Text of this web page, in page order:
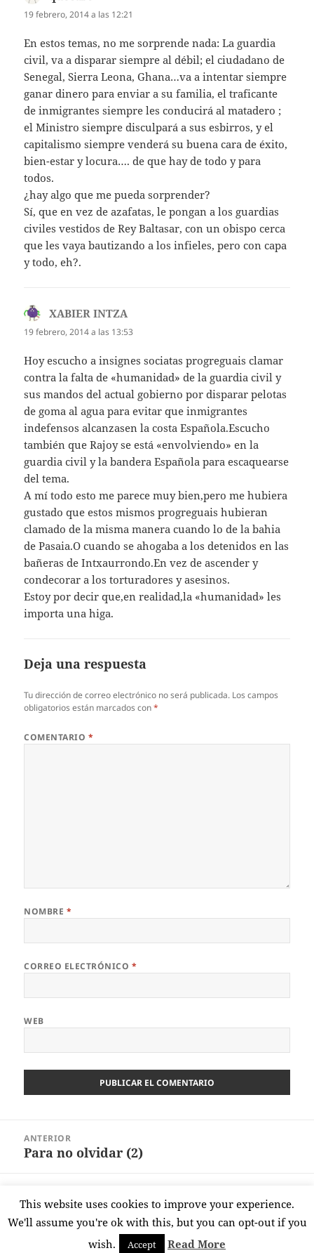
19 febrero, 2014 a las 12:21
En estos temas, no me sorprende nada: La guardia
civil, va a disparar siempre al débil; el ciudadano de
Senegal, Sierra Leona, Ghana…va a intentar siempre
ganar dinero para enviar a su familia, el traficante
de inmigrantes siempre les conducirá al matadero ;
el Ministro siempre disculpará a sus esbirros, y el
capitalismo siempre venderá su buena cara de éxito,
bien-estar y locura…. de que hay de todo y para
todos.
¿hay algo que me pueda sorprender?
Sí, que en vez de azafatas, le pongan a los guardias
civiles vestidos de Rey Baltasar, con un obispo cerca
que les vaya bautizando a los infieles, pero con capa
y todo, eh?.
XABIER INTZAdice:
19 febrero, 2014 a las 13:53
Hoy escucho a insignes sociatas progreguais clamar
contra la falta de «humanidad» de la guardia civil y
sus mandos del actual gobierno por disparar pelotas
de goma al agua para evitar que inmigrantes
indefensos alcanzasen la costa Española.Escucho
también que Rajoy se está «envolviendo» en la
guardia civil y la bandera Española para escaquearse
del tema.
A mí todo esto me parece muy bien,pero me hubiera
gustado que estos mismos progreguais hubieran
clamado de la misma manera cuando lo de la bahia
de Pasaia.O cuando se ahogaba a los detenidos en las
bañeras de Intxaurrondo.En vez de ascender y
condecorar a los torturadores y asesinos.
Estoy por decir que,en realidad,la «humanidad» les
importa una higa.
Deja una respuesta
Tu dirección de correo electrónico no será publicada. Los campos
obligatorios están marcados con*
COMENTARIO *
NOMBRE *
CORREO ELECTRÓNICO *
WEB
entradas
ANTERIOR
Entrada
Para no olvidar (2)
Entrada
siguiente:
Vienen los verificadores
Funciona gracias a WordPress
This website uses cookies to improve your experience.
We'll assume you're ok with this, but you can opt-out if you
wish.
Accept Read More